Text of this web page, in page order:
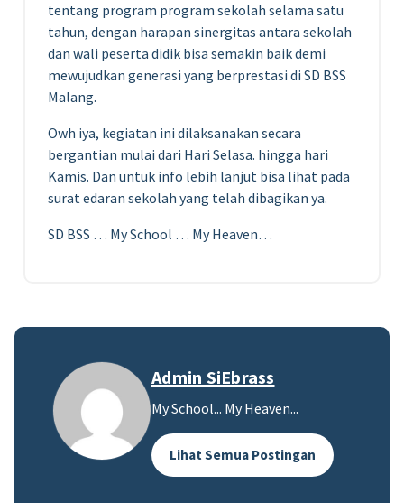
tentang program program sekolah selama satu
tahun, dengan harapan sinergitas antara sekolah
dan wali peserta didik bisa semakin baik demi
mewujudkan generasi yang berprestasi di SD BSS
Malang.
Owh iya, kegiatan ini dilaksanakan secara
bergantian mulai dari Hari Selasa. hingga hari
Kamis. Dan untuk info lebih lanjut bisa lihat pada
surat edaran sekolah yang telah dibagikan ya.
SD BSS … My School … My Heaven…
Admin SiEbrass
My School... My Heaven...
Lihat Semua Postingan